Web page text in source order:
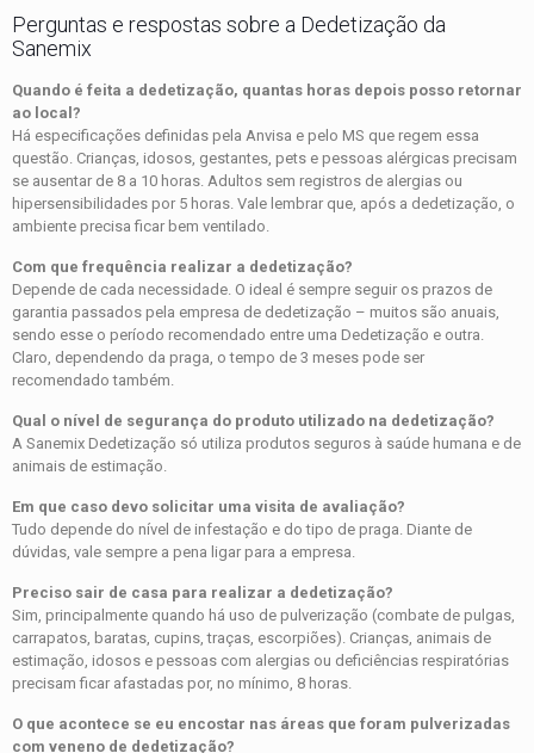
Perguntas e respostas sobre a Dedetização da
Sanemix
Quando é feita a dedetização, quantas horas depois posso retornar
ao local?
Há especificações definidas pela Anvisa e pelo MS que regem essa
questão. Crianças, idosos, gestantes, pets e pessoas alérgicas precisam
se ausentar de 8 a 10 horas. Adultos sem registros de alergias ou
hipersensibilidades por 5 horas. Vale lembrar que, após a dedetização, o
ambiente precisa ficar bem ventilado.
Com que frequência realizar a dedetização?
Depende de cada necessidade. O ideal é sempre seguir os prazos de
garantia passados pela empresa de dedetização – muitos são anuais,
sendo esse o período recomendado entre uma Dedetização e outra.
Claro, dependendo da praga, o tempo de 3 meses pode ser
recomendado também.
Qual o nível de segurança do produto utilizado na dedetização?
A Sanemix Dedetização só utiliza produtos seguros à saúde humana e de
animais de estimação.
Em que caso devo solicitar uma visita de avaliação?
Tudo depende do nível de infestação e do tipo de praga. Diante de
dúvidas, vale sempre a pena ligar para a empresa.
Preciso sair de casa para realizar a dedetização?
Sim, principalmente quando há uso de pulverização (combate de pulgas,
carrapatos, baratas, cupins, traças, escorpiões). Crianças, animais de
estimação, idosos e pessoas com alergias ou deficiências respiratórias
precisam ficar afastadas por, no mínimo, 8 horas.
O que acontece se eu encostar nas áreas que foram pulverizadas
com veneno de dedetização?